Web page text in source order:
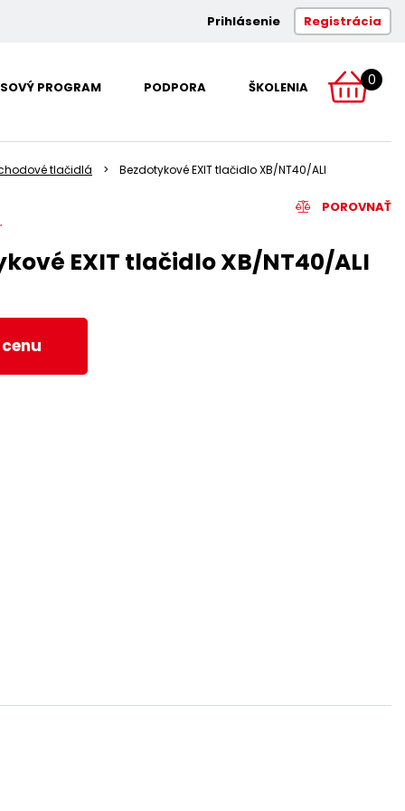
Prihlásenie Registrácia
PROGRAM PODPORA ŠKOLENIA 0
tlačidlá Bezdotykové EXIT tlačidlo XB/NT40/ALI
POROVNAŤ
EXIT tlačidlo XB/NT40/ALI